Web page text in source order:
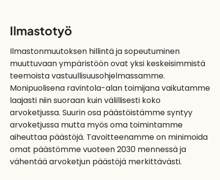
Ilmastotyö
Ilmastonmuutoksen hillintä ja sopeutuminen
muuttuvaan ympäristöön ovat yksi keskeisimmistä
teemoista vastuullisuusohjelmassamme.
Monipuolisena ravintola-alan toimijana vaikutamme
laajasti niin suoraan kuin välillisesti koko
arvoketjussa. Suurin osa päästöistämme syntyy
arvoketjussa mutta myös oma toimintamme
aiheuttaa päästöjä. Tavoitteenamme on minimoida
omat päästömme vuoteen 2030 mennessä ja
vähentää arvoketjun päästöjä merkittävästi.